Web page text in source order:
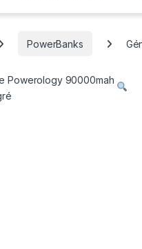
PowerBanks